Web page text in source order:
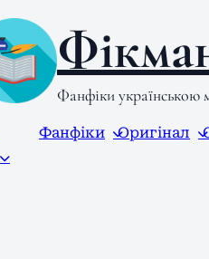
Фанфіки українською
Фанфіки Оригінал